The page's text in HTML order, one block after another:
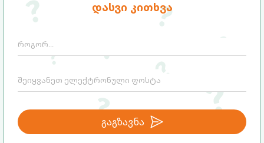
დასვი კითხვა
გაგზავნა